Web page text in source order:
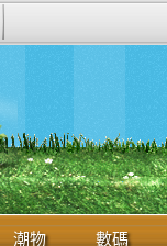
潮物 數碼